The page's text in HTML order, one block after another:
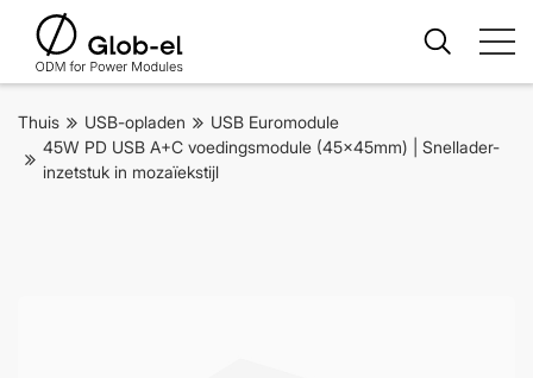
Thuis USB-opladen
USB Euromodule
45W PD USB A+C voedingsmodule (45x45mm) | Snellader-
inzetstuk in mozaïekstijl